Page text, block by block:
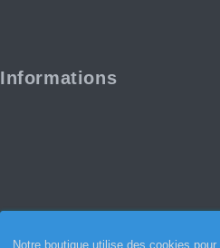
Notre boutique utilise des cookies pour
Informations